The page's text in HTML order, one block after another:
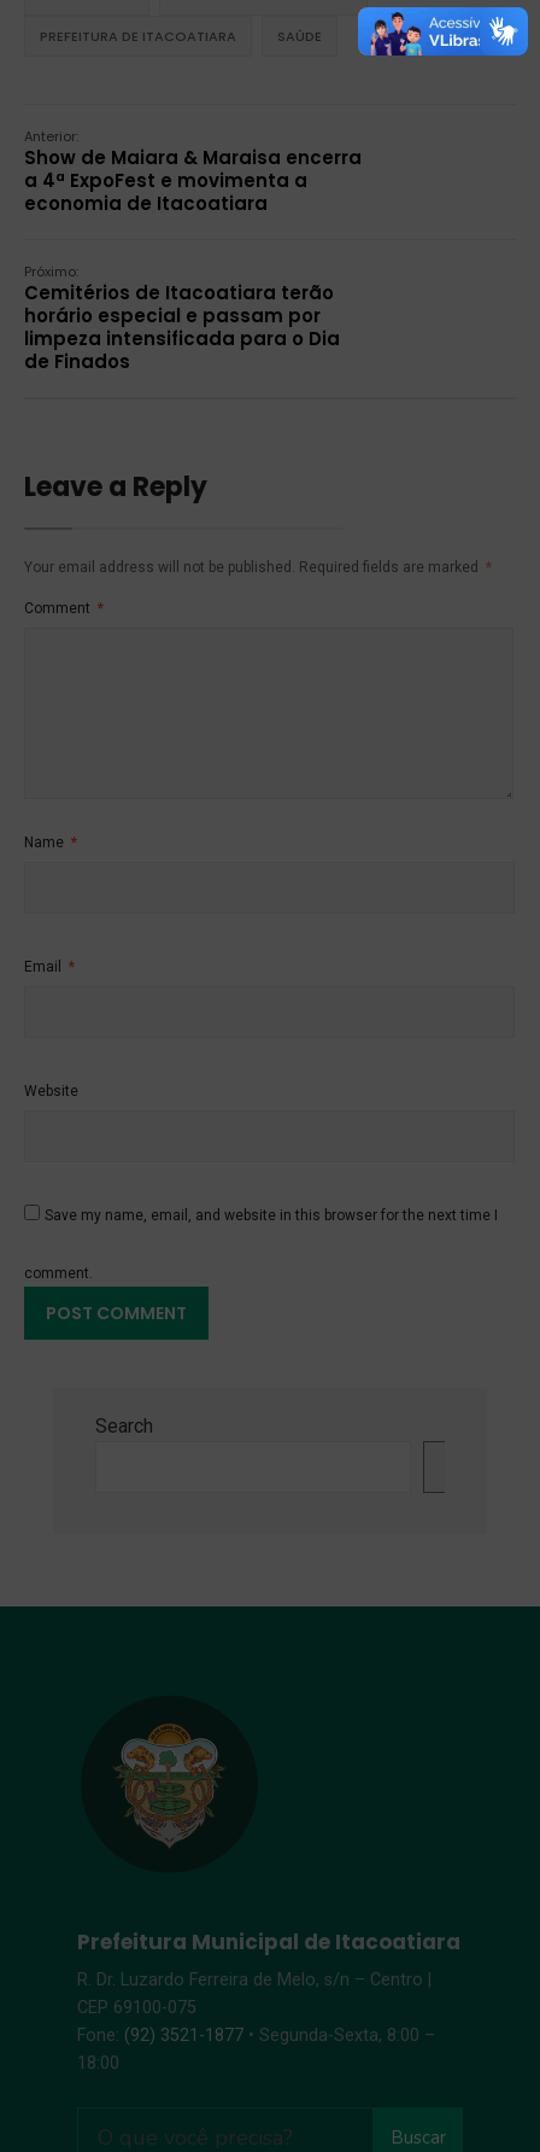
PREFEITURA DE ITACOATIARA SAÚDE
Anterior:
Show de Maiara & Maraisa encerra
a 4ª ExpoFest e movimenta a
economia de Itacoatiara
Próximo:
Cemitérios de Itacoatiara terão
horário especial e passam por
limpeza intensificada para o Dia
de Finados
Leave a Reply
Your email address will not be published. Required fields are marked *
Comment *
Name *
Email *
Website
Save my name, email, and website in this browser for the next time I
comment.
Search
Prefeitura Municipal de Itacoatiara
R. Dr. Luzardo Ferreira de Melo, s/n – Centro |
CEP 69100-075
Fone: (92) 3521-1877 • Segunda-Sexta, 8:00 –
18:00
Buscar